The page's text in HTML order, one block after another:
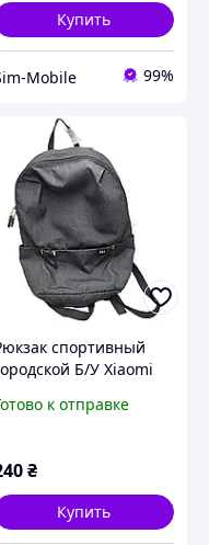
Купить
Mobile 99%
спортивный
Б/У Xiaomi
к отправке
₴
Купить